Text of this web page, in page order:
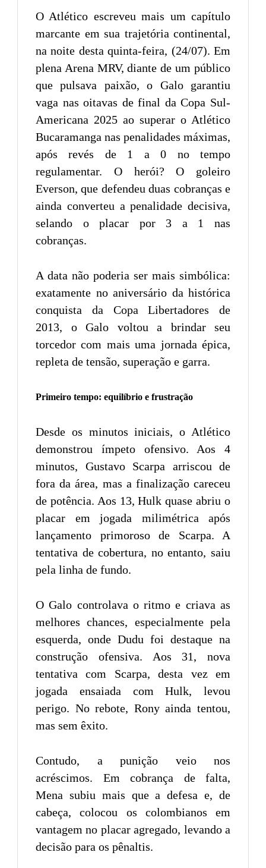
O Atlético escreveu mais um capítulo
marcante em sua trajetória continental,
na noite desta quinta-feira, (24/07). Em
plena Arena MRV, diante de um público
que pulsava paixão, o Galo garantiu
vaga nas oitavas de final da Copa Sul-
Americana 2025 ao superar o Atlético
Bucaramanga nas penalidades máximas,
após revés de 1 a 0 no tempo
regulamentar. O herói? O goleiro
Everson, que defendeu duas cobranças e
ainda converteu a penalidade decisiva,
selando o placar por 3 a 1 nas
cobranças.
A data não poderia ser mais simbólica:
exatamente no aniversário da histórica
conquista da Copa Libertadores de
2013, o Galo voltou a brindar seu
torcedor com mais uma jornada épica,
repleta de tensão, superação e garra.
Primeiro tempo: equilíbrio e frustração
Desde os minutos iniciais, o Atlético
demonstrou ímpeto ofensivo. Aos 4
minutos, Gustavo Scarpa arriscou de
fora da área, mas a finalização careceu
de potência. Aos 13, Hulk quase abriu o
placar em jogada milimétrica após
lançamento primoroso de Scarpa. A
tentativa de cobertura, no entanto, saiu
pela linha de fundo.
O Galo controlava o ritmo e criava as
melhores chances, especialmente pela
esquerda, onde Dudu foi destaque na
construção ofensiva. Aos 31, nova
tentativa com Scarpa, desta vez em
jogada ensaiada com Hulk, levou
perigo. No rebote, Rony ainda tentou,
mas sem êxito.
Contudo, a punição veio nos
acréscimos. Em cobrança de falta,
Mena subiu mais que a defesa e, de
cabeça, colocou os colombianos em
vantagem no placar agregado, levando a
decisão para os pênaltis.